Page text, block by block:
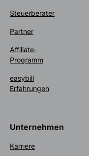
Steuerberater
Partner
Affiliate-
Programm
easybill
Erfahrungen
Unternehmen
Karriere